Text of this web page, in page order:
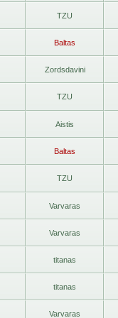
TZU
Baltas
Zordsdavini
TZU
Aistis
Baltas
TZU
Varvaras
Varvaras
titanas
titanas
Varvaras